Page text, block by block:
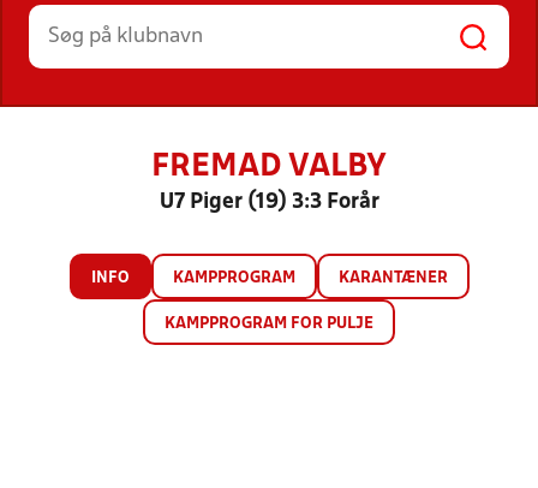
HOLD
FREMAD VALBY
U7 Piger (19) 3:3 Forår
INFO KAMPPROGRAM KARANTÆNER
KAMPPROGRAM FOR PULJE